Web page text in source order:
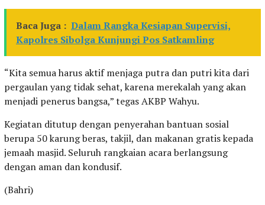
Baca Juga : Dalam Rangka Kesiapan Supervisi,
Kapolres Sibolga Kunjungi Pos Satkamling
“Kita semua harus aktif menjaga putra dan putri kita dari
pergaulan yang tidak sehat, karena merekalah yang akan
menjadi penerus bangsa,” tegas AKBP Wahyu.
Kegiatan ditutup dengan penyerahan bantuan sosial
berupa 50 karung beras, takjil, dan makanan gratis kepada
jemaah masjid. Seluruh rangkaian acara berlangsung
dengan aman dan kondusif.
(Bahri)